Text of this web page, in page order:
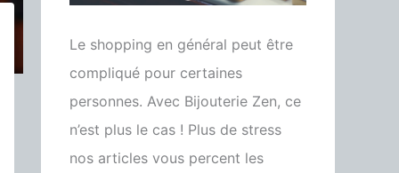
Le shopping en général peut être
compliqué pour certaines
personnes. Avec Bijouterie Zen, ce
n’est plus le cas ! Plus de stress
nos articles vous percent les